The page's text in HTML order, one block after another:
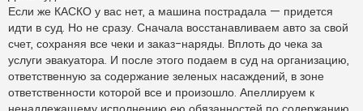
Если же КАСКО у вас нет, а машина пострадала — придется
идти в суд. Но не сразу. Сначала восстанавливаем авто за свой
счет, сохраняя все чеки и заказ-наряды. Вплоть до чека за
услуги эвакуатора. И после этого подаем в суд на организацию,
ответственную за содержание зеленых насаждений, в зоне
ответственности которой все и произошло. Апеллируем к